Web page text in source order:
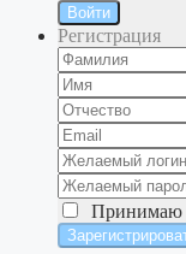
Войти
Регистрация
Принимаю